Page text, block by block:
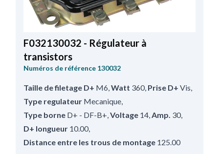
F032130032 - Régulateur à
transistors
Numéros de référence 130032
Taille de filetage D+ M6,Watt 360, Prise D+ Vis,
Type regulateur Mecanique,
Type borne D+ - DF-B+,Voltage 14,Amp. 30,
D+ longueur 10.00,
Distance entre les trous de montage 125.00